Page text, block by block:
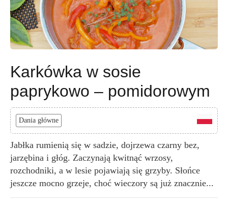
Karkówka w sosie
paprykowo – pomidorowym
Dania główne
Jabłka rumienią się w sadzie, dojrzewa czarny bez,
jarzębina i głóg. Zaczynają kwitnąć wrzosy,
rozchodniki, a w lesie pojawiają się grzyby. Słońce
jeszcze mocno grzeje, choć wieczory są już znacznie...